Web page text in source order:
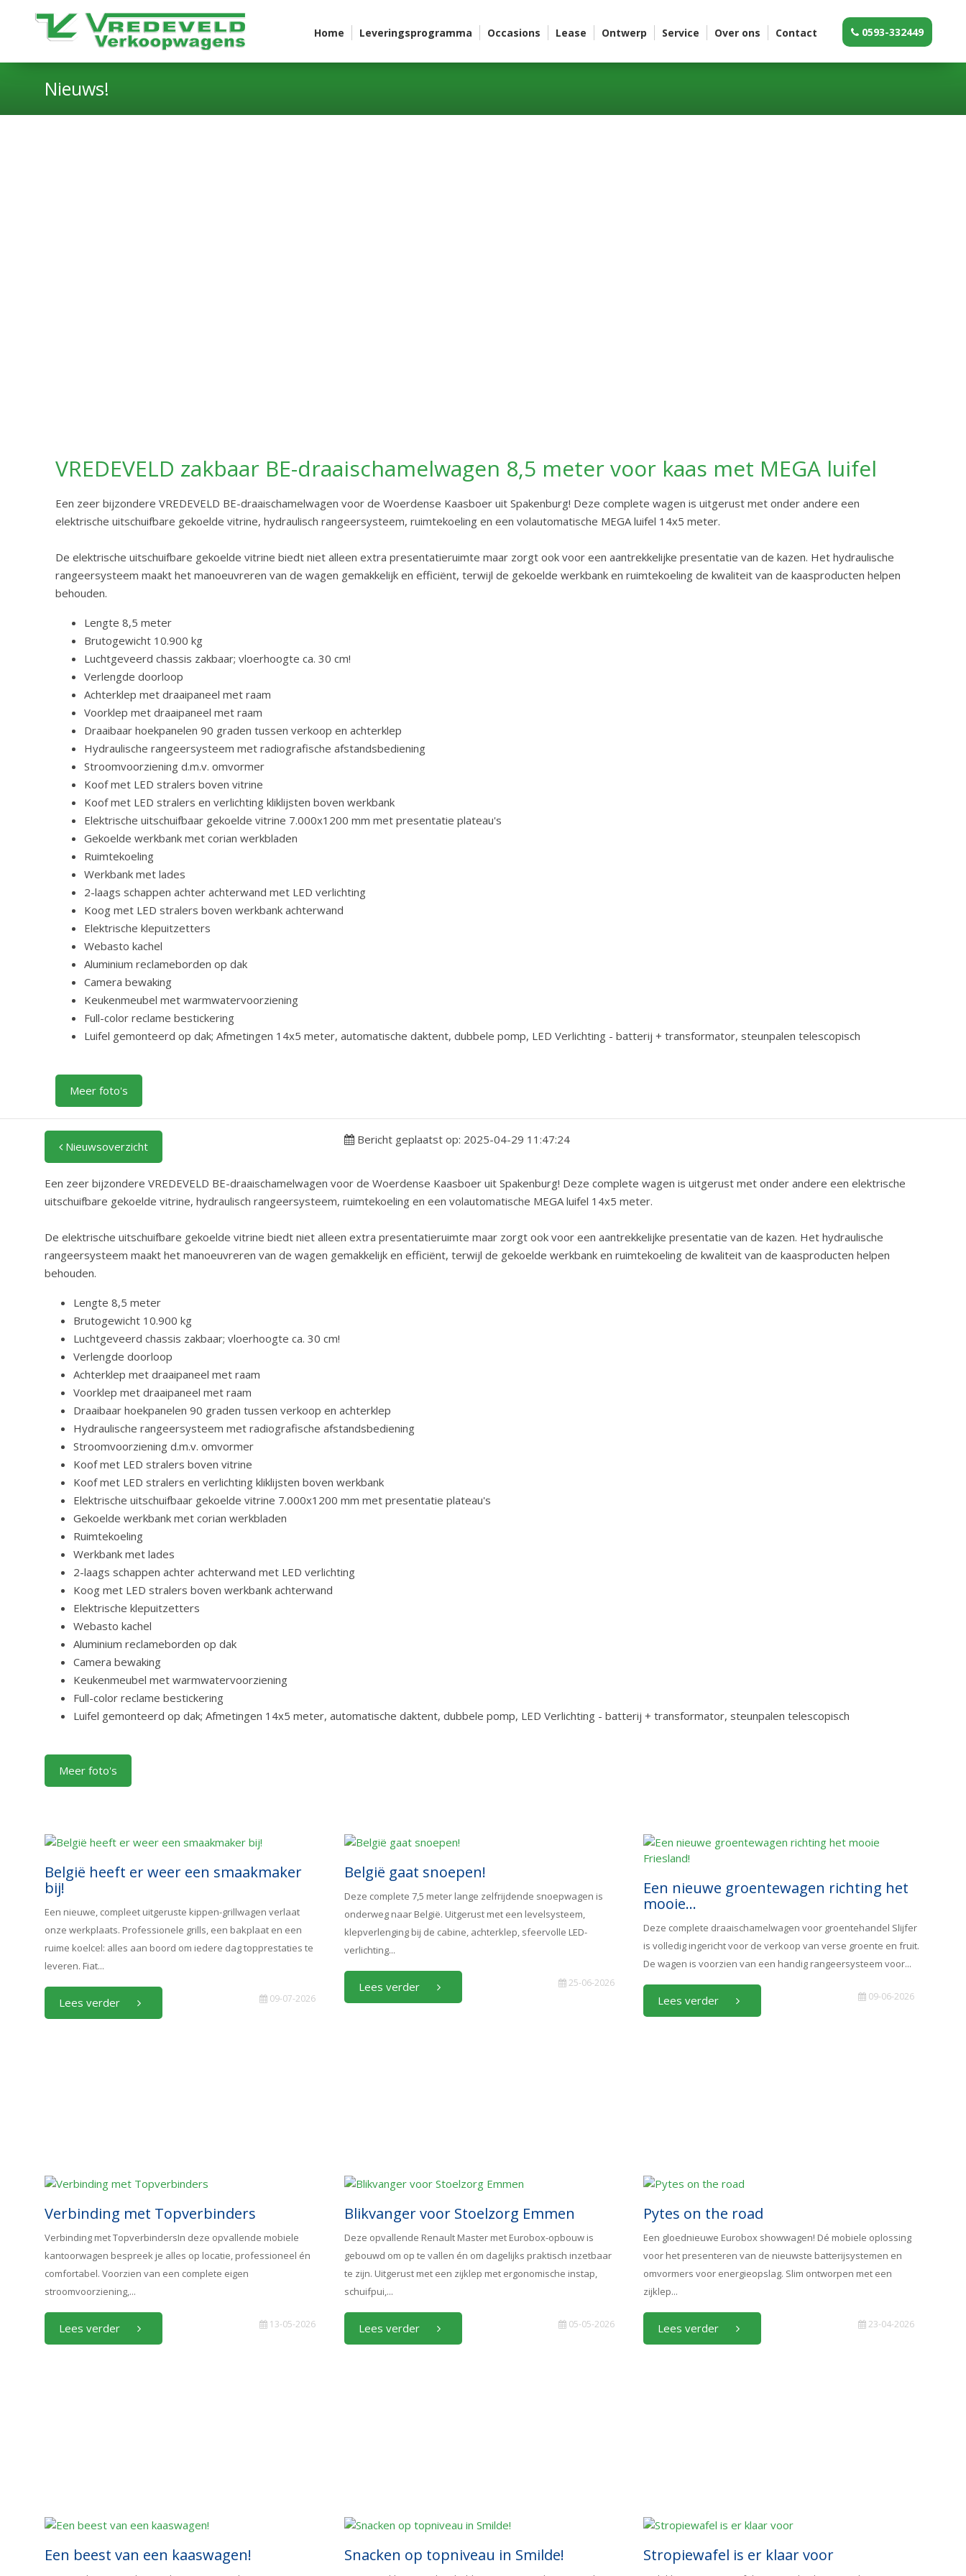
0593-332449
Home Leveringsprogramma Occasions Lease Ontwerp Service Over ons Contact
Nieuws!
VREDEVELD zakbaar BE-draaischamelwagen 8,5 meter voor kaas met MEGA luifel
Een zeer bijzondere VREDEVELD BE-draaischamelwagen voor de Woerdense Kaasboer uit Spakenburg! Deze complete wagen is uitgerust met onder andere een
elektrische uitschuifbare gekoelde vitrine, hydraulisch rangeersysteem, ruimtekoeling en een volautomatische MEGA luifel 14x5 meter.
De elektrische uitschuifbare gekoelde vitrine biedt niet alleen extra presentatieruimte maar zorgt ook voor een aantrekkelijke presentatie van de kazen. Het hydraulische
rangeersysteem maakt het manoeuvreren van de wagen gemakkelijk en efficiënt, terwijl de gekoelde werkbank en ruimtekoeling de kwaliteit van de kaasproducten helpen
behouden.
Lengte 8,5 meter
Brutogewicht 10.900 kg
Luchtgeveerd chassis zakbaar; vloerhoogte ca. 30 cm!
Verlengde doorloop
Achterklep met draaipaneel met raam
Voorklep met draaipaneel met raam
Draaibaar hoekpanelen 90 graden tussen verkoop en achterklep
Hydraulische rangeersysteem met radiografische afstandsbediening
Stroomvoorziening d.m.v. omvormer
Koof met LED stralers boven vitrine
Koof met LED stralers en verlichting kliklijsten boven werkbank
Elektrische uitschuifbaar gekoelde vitrine 7.000x1200 mm met presentatie plateau's
Gekoelde werkbank met corian werkbladen
Ruimtekoeling
Werkbank met lades
2-laags schappen achter achterwand met LED verlichting
Koog met LED stralers boven werkbank achterwand
Elektrische klepuitzetters
Webasto kachel
Aluminium reclameborden op dak
Camera bewaking
Keukenmeubel met warmwatervoorziening
Full-color reclame bestickering
Luifel gemonteerd op dak; Afmetingen 14x5 meter, automatische daktent, dubbele pomp, LED Verlichting - batterij + transformator, steunpalen telescopisch
Meer foto's
Nieuwsoverzicht Bericht geplaatst op: 2025-04-29 11:47:24
Een zeer bijzondere VREDEVELD BE-draaischamelwagen voor de Woerdense Kaasboer uit Spakenburg! Deze complete wagen is uitgerust met onder andere een elektrische
uitschuifbare gekoelde vitrine, hydraulisch rangeersysteem, ruimtekoeling en een volautomatische MEGA luifel 14x5 meter.
De elektrische uitschuifbare gekoelde vitrine biedt niet alleen extra presentatieruimte maar zorgt ook voor een aantrekkelijke presentatie van de kazen. Het hydraulische
rangeersysteem maakt het manoeuvreren van de wagen gemakkelijk en efficiënt, terwijl de gekoelde werkbank en ruimtekoeling de kwaliteit van de kaasproducten helpen
behouden.
Lengte 8,5 meter
Brutogewicht 10.900 kg
Luchtgeveerd chassis zakbaar; vloerhoogte ca. 30 cm!
Verlengde doorloop
Achterklep met draaipaneel met raam
Voorklep met draaipaneel met raam
Draaibaar hoekpanelen 90 graden tussen verkoop en achterklep
Hydraulische rangeersysteem met radiografische afstandsbediening
Stroomvoorziening d.m.v. omvormer
Koof met LED stralers boven vitrine
Koof met LED stralers en verlichting kliklijsten boven werkbank
Elektrische uitschuifbaar gekoelde vitrine 7.000x1200 mm met presentatie plateau's
Gekoelde werkbank met corian werkbladen
Ruimtekoeling
Werkbank met lades
2-laags schappen achter achterwand met LED verlichting
Koog met LED stralers boven werkbank achterwand
Elektrische klepuitzetters
Webasto kachel
Aluminium reclameborden op dak
Camera bewaking
Keukenmeubel met warmwatervoorziening
Full-color reclame bestickering
Luifel gemonteerd op dak; Afmetingen 14x5 meter, automatische daktent, dubbele pomp, LED Verlichting - batterij + transformator, steunpalen telescopisch
Meer foto's
België heeft er weer een smaakmaker
bij!
Een nieuwe, compleet uitgeruste kippen-grillwagen verlaat
onze werkplaats. Professionele grills, een bakplaat en een
ruime koelcel: alles aan boord om iedere dag topprestaties te
leveren. Fiat...
Lees verder 09-07-2026
België gaat snoepen!
Deze complete 7,5 meter lange zelfrijdende snoepwagen is
onderweg naar België. Uitgerust met een levelsysteem,
klepverlenging bij de cabine, achterklep, sfeervolle LED-
verlichting...
Lees verder 25-06-2026
Een nieuwe groentewagen richting het
mooie...
Deze complete draaischamelwagen voor groentehandel Slijfer
is volledig ingericht voor de verkoop van verse groente en fruit.
De wagen is voorzien van een handig rangeersysteem voor...
Lees verder 09-06-2026
Verbinding met Topverbinders
Verbinding met TopverbindersIn deze opvallende mobiele
kantoorwagen bespreek je alles op locatie, professioneel én
comfortabel. Voorzien van een complete eigen
stroomvoorziening,...
Lees verder 13-05-2026
Blikvanger voor Stoelzorg Emmen
Deze opvallende Renault Master met Eurobox-opbouw is
gebouwd om op te vallen én om dagelijks praktisch inzetbaar
te zijn. Uitgerust met een zijklep met ergonomische instap,
schuifpui,...
Lees verder 05-05-2026
Pytes on the road
Een gloednieuwe Eurobox showwagen! Dé mobiele oplossing
voor het presenteren van de nieuwste batterijsystemen en
omvormers voor energieopslag. Slim ontworpen met een
zijklep...
Lees verder 23-04-2026
Een beest van een kaaswagen! Snacken op topniveau in Smilde! Stropiewafel is er klaar voor